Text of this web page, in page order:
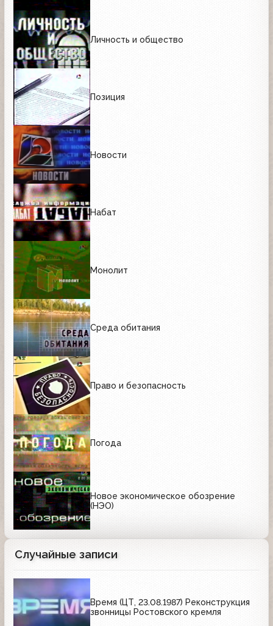
Личность и общество
Позиция
Новости
Набат
Монолит
Среда обитания
Право и безопасность
Погода
Новое экономическое обозрение
(НЭО)
Случайные записи
Время (ЦТ, 23.08.1987) Реконструкция
звонницы Ростовского кремля